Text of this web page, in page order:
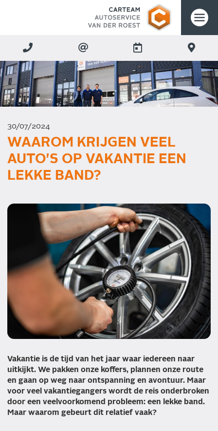
30/07/2024
WAAROM KRIJGEN VEEL
AUTO'S OP VAKANTIE EEN
LEKKE BAND?
Vakantie is de tijd van het jaar waar iedereen naar
uitkijkt. We pakken onze koffers, plannen onze route
en gaan op weg naar ontspanning en avontuur. Maar
voor veel vakantiegangers wordt de reis onderbroken
door een veelvoorkomend probleem: een lekke band.
Maar waarom gebeurt dit relatief vaak?